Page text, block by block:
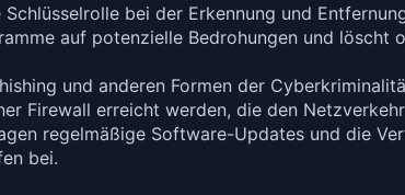
Schlüsselrolle bei der Erkennung und
auf potenzielle Bedrohungen und
und anderen Formen der
Firewall erreicht werden, die den
regelmäßige Software-Updates und die
bei.